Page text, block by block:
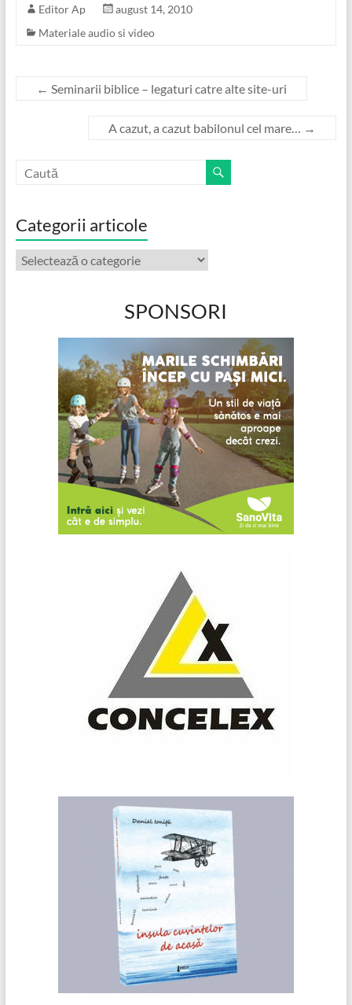
Editor Ap
august 14, 2010
Materiale audio si video
← Seminarii biblice – legaturi catre alte site-uri
A cazut, a cazut babilonul cel mare… →
Categorii articole
Categorii
articole
SPONSORI